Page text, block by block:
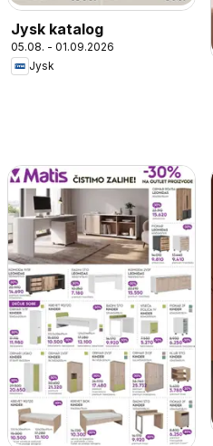
Jysk katalog
05.08. - 01.09.2026
Jysk